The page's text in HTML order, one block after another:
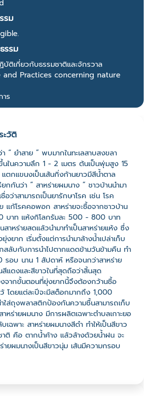
รม
รรม
บัติเกี่ยวกับธรรมชาติและจักรวาล
and Practices concerning nature
าร
วัติ
า “ ยำสาย ” พบมากในทะเลสาบสงขลา
นในความลึก 1 - 2 เมตร ต้นเป็นพุ่มสูง 15
ตกแขนงเป็นเส้นกิ่งก้านยาวมีสีน้ำตาล
กกันว่า “ สาหร่ายผมนาง ” ชาวบ้านนำมา
ชื่อว่าสามารถเป็นยารักษาโรค เช่น โรค
ย แก้โรคคอพอก สาหร่ายจะซื้อจากชาวบ้าน
บาท แห้งกิโลกรัมละ 500 - 800 บาท
าหร่ายสดแล้วนำมาทำเป็นสาหร่ายแห้ง ซึ่ง
ยาก เริ่มตั้งแต่การนำมาล้างน้ำเปล่าเก็บ
สลับกับการนำไปตากแดดข้ามวันข้ามคืน ทำ
รอบ นาน 1 สัปดาห์ หรือจนกว่าสาหร่าย
สีแดงและสีขาวในที่สุดถือว่าสิ้นสุด
งจากขั้นตอนที่ยุ่งยากนี้จึงต้องกว้านซื้อ
ว้ โดยแต่ละปีจะมีสต็อกมากถึง 1,000
ใส่ถุงพลาสติกป้องกันความชื้นสามารถเก็บ
หร่ายผมนาง มีการผลิตเฉพาะตำบลเกาะยอ
เฉพาะ สาหร่ายผมนางสีดำ ทำให้เป็นสีขาว
าติ คือ ตากน้ำค้าง แล้วล้างด้วยน้ำฝน จะ
ายผมนางเป็นสีขาวนุ่ม เส้นมีความกรอบ